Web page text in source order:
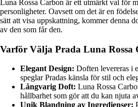
Luna Rossa Carbon är ett utmärkt val för
personligheter. Oavsett om det är en
sätt att visa uppskattning, kommer denna
av den som får den.
Varför Välja Prada Luna Rossa
Elegant Design: Doften levereras i
speglar Pradas känsla för stil och
Långvarig Doft: Luna Rossa
hållbarhet som gör att du kan njuta
Unik Blandning av Ingredienser: